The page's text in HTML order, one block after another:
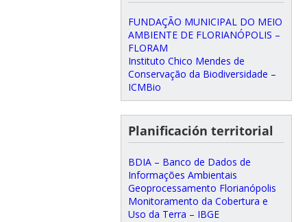
FUNDAÇÃO MUNICIPAL DO MEIO
AMBIENTE DE FLORIANÓPOLIS –
FLORAM
Instituto Chico Mendes de
Conservação da Biodiversidade –
ICMBio
Planificación territorial
BDIA – Banco de Dados de
Informações Ambientais
Geoprocessamento Florianópolis
Monitoramento da Cobertura e
Uso da Terra – IBGE